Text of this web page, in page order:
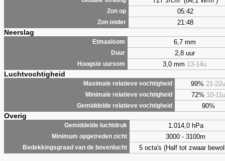
Zon op 05:42
Zon onder 21:48
Neerslag
Etmaalsom 6,7 mm
Duur 2,8 uur
Hoogste uursom 3,0 mm 13-14u
Luchtvochtigheid
Maximale relatieve vochtigheid 99% 21-22u
Minimale relatieve vochtigheid 72% 10-11u
Gemiddelde relatieve vochtigheid 90%
Overig
Gemiddelde luchtdruk 1.014,0 hPa
Minimum opgetreden zicht 3000 - 3100m
Bedekkingsgraad van de bovenlucht 5 octa's (Half tot zwaar